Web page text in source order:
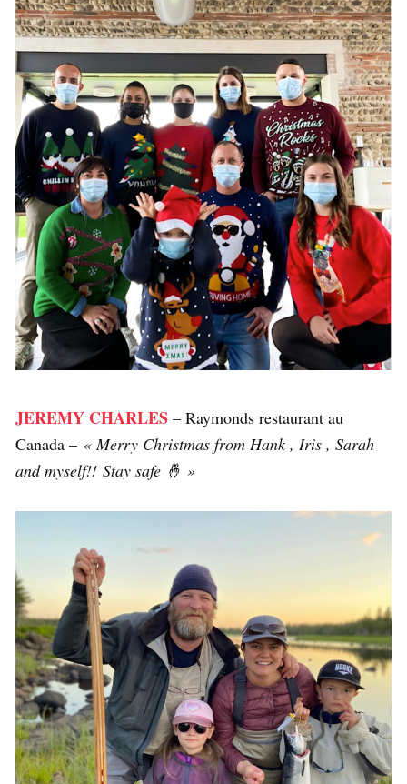
JEREMY CHARLES – Raymonds restaurant au
Canada – « Merry Christmas from Hank , Iris , Sarah
and myself!! Stay safe 🤞 »